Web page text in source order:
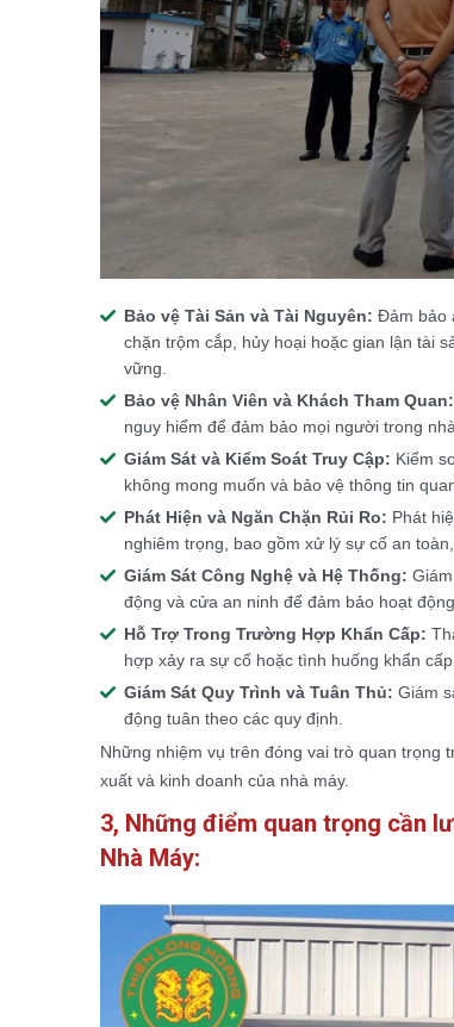
Bảo vệ Tài Sản và Tài Nguyên: Đảm bảo
chặn trộm cắp, hủy hoại hoặc gian lận tài
vững.
Bảo vệ Nhân Viên và Khách Tham Quan:
nguy hiểm để đảm bảo mọi người trong
Giám Sát và Kiểm Soát Truy Cập: Kiểm
không mong muốn và bảo vệ thông tin
Phát Hiện và Ngăn Chặn Rủi Ro: Phát
nghiêm trọng, bao gồm xử lý sự cố an
Giám Sát Công Nghệ và Hệ Thống:
động và cửa an ninh để đảm bảo hoạt
Hỗ Trợ Trong Trường Hợp Khẩn Cấp:
hợp xảy ra sự cố hoặc tình huống khẩn cấp.
Giám Sát Quy Trình và Tuân Thủ: Giám
động tuân theo các quy định.
Những nhiệm vụ trên đóng vai trò quan trọng
xuất và kinh doanh của nhà máy.
3, Những điểm quan trọng cần
Nhà Máy: